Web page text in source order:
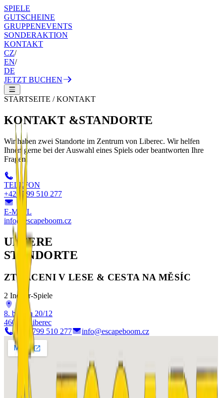
SPIELE
GUTSCHEINE
GRUPPENEVENTS
SONDERAKTION
KONTAKT
CZ/
EN/
DE
JETZT BUCHEN
STARTSEITE / KONTAKT
KONTAKT &STANDORTE
Wir haben zwei Standorte im Zentrum von Liberec. Wir helfen
Ihnen gerne bei der Auswahl eines Spiels oder beantworten Ihre
Fragen.
TELEFON
+420 799 510 277
E-MAIL
info@escapeboom.cz
UNSERE
STANDORTE
ZTRACENI V LESE & CESTA NA MĚSÍC
2 Indoor-Spiele
8. března 20/12
460 05 Liberec
+420 799 510 277
info@escapeboom.cz